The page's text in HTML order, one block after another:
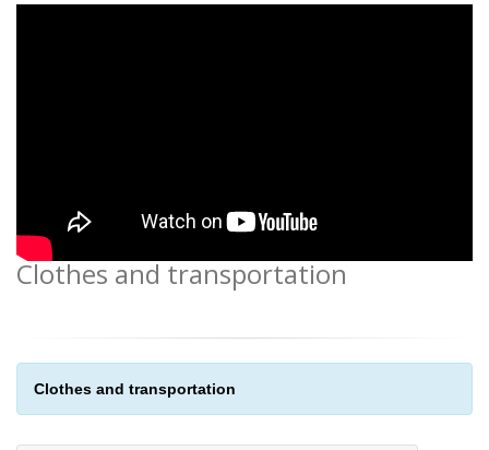
Clothes and transportation
Clothes and transportation